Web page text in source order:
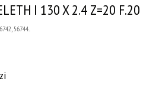
I 130 X 2.4 Z=20 F.20
56744...